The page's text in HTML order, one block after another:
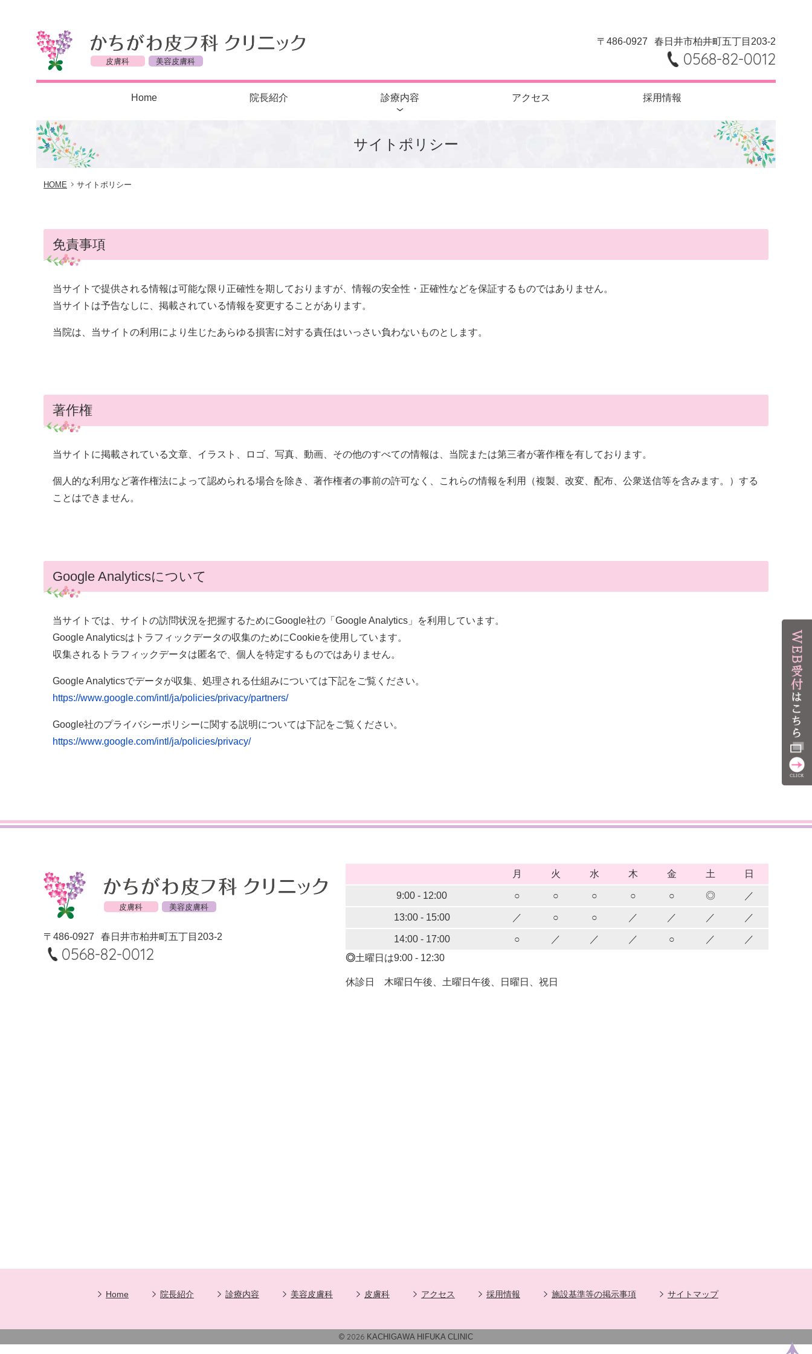
皮膚科 美容皮膚科
〒486-0927 春日井市柏井町五丁目203-2
0568-82-0012
Home 院長紹介 診療内容 アクセス 採用情報
サイトポリシー
HOME サイトポリシー
免責事項
当サイトで提供される情報は可能な限り正確性を期しておりますが、情報の安全性・正確性などを保証するものではありません。
当サイトは予告なしに、掲載されている情報を変更することがあります。
当院は、当サイトの利用により生じたあらゆる損害に対する責任はいっさい負わないものとします。
著作権
当サイトに掲載されている文章、イラスト、ロゴ、写真、動画、その他のすべての情報は、当院または第三者が著作権を有しております。
個人的な利用など著作権法によって認められる場合を除き、著作権者の事前の許可なく、これらの情報を利用（複製、改変、配布、公衆送信等を含みます。）する
ことはできません。
Google Analyticsについて
当サイトでは、サイトの訪問状況を把握するためにGoogle社の「Google Analytics」を利用しています。
Google Analyticsはトラフィックデータの収集のためにCookieを使用しています。
収集されるトラフィックデータは匿名で、個人を特定するものではありません。
Google Analyticsでデータが収集、処理される仕組みについては下記をご覧ください。
https://www.google.com/intl/ja/policies/privacy/partners/
Google社のプライバシーポリシーに関する説明については下記をご覧ください。
https://www.google.com/intl/ja/policies/privacy/
皮膚科 美容皮膚科
〒486-0927 春日井市柏井町五丁目203-2
0568-82-0012
月 火 水 木 金 土 日
9:00 - 12:00 ○ ○ ○ ○ ○ ◎ ／
13:00 - 15:00 ／ ○ ○ ／ ／ ／ ／
14:00 - 17:00 ○ ／ ／ ／ ○ ／
／
◎土曜日は9:00 - 12:30
休診日 木曜日午後 土曜日午後 日曜日 祝日
Home 院長紹介 診療内容 美容皮膚科 皮膚科 アクセス 採用情報 施設基準等の掲示事項 サイトマップ
© 2026 KACHIGAWA HIFUKA CLINIC